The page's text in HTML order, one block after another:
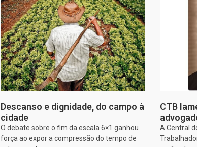
Descanso e dignidade, do campo à
cidade
O debate sobre o fim da escala 6×1 ganhou
força ao expor a compressão do tempo de
CTB
A Central